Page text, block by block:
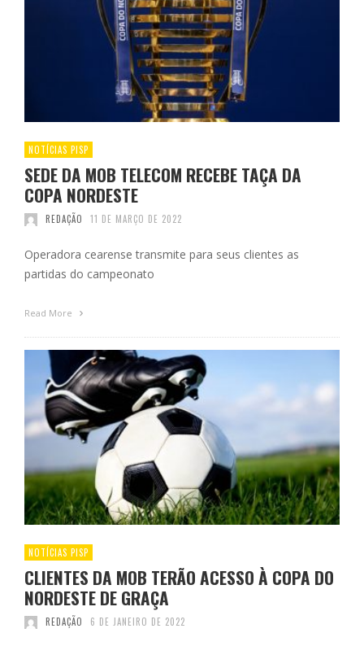
NOTÍCIAS PISP
SEDE DA MOB TELECOM RECEBE TAÇA DA
COPA NORDESTE
REDAÇÃO 11 DE MARÇO DE 2022
Operadora cearense transmite para seus clientes as
partidas do campeonato
Read More
NOTÍCIAS PISP
CLIENTES DA MOB TERÃO ACESSO À COPA DO
NORDESTE DE GRAÇA
REDAÇÃO 6 DE JANEIRO DE 2022